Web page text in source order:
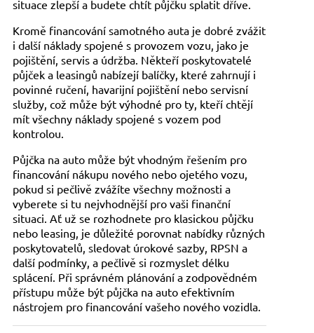
situace zlepší a budete chtít půjčku splatit dříve.
Kromě financování samotného auta je dobré zvážit
i další náklady spojené s provozem vozu, jako je
pojištění, servis a údržba. Někteří poskytovatelé
půjček a leasingů nabízejí balíčky, které zahrnují i
povinné ručení, havarijní pojištění nebo servisní
služby, což může být výhodné pro ty, kteří chtějí
mít všechny náklady spojené s vozem pod
kontrolou.
Půjčka na auto může být vhodným řešením pro
financování nákupu nového nebo ojetého vozu,
pokud si pečlivě zvážíte všechny možnosti a
vyberete si tu nejvhodnější pro vaši finanční
situaci. Ať už se rozhodnete pro klasickou půjčku
nebo leasing, je důležité porovnat nabídky různých
poskytovatelů, sledovat úrokové sazby, RPSN a
další podmínky, a pečlivě si rozmyslet délku
splácení. Při správném plánování a zodpovědném
přístupu může být půjčka na auto efektivním
nástrojem pro financování vašeho nového vozidla.